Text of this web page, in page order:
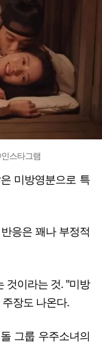
스타그램
미방영분으로 특
응은 꽤나 부정적
것이라는 것. "미방
장도 나온다.
그룹 우주소녀의